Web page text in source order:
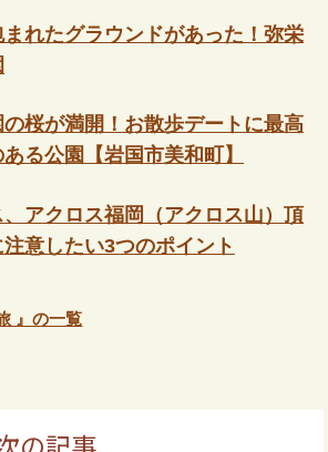
れたグラウンドがあった！弥栄
桜が満開！お散歩デートに最高
る公園【岩国市美和町】
アクロス福岡（アクロス山）頂
意したい3つのポイント
』の一覧